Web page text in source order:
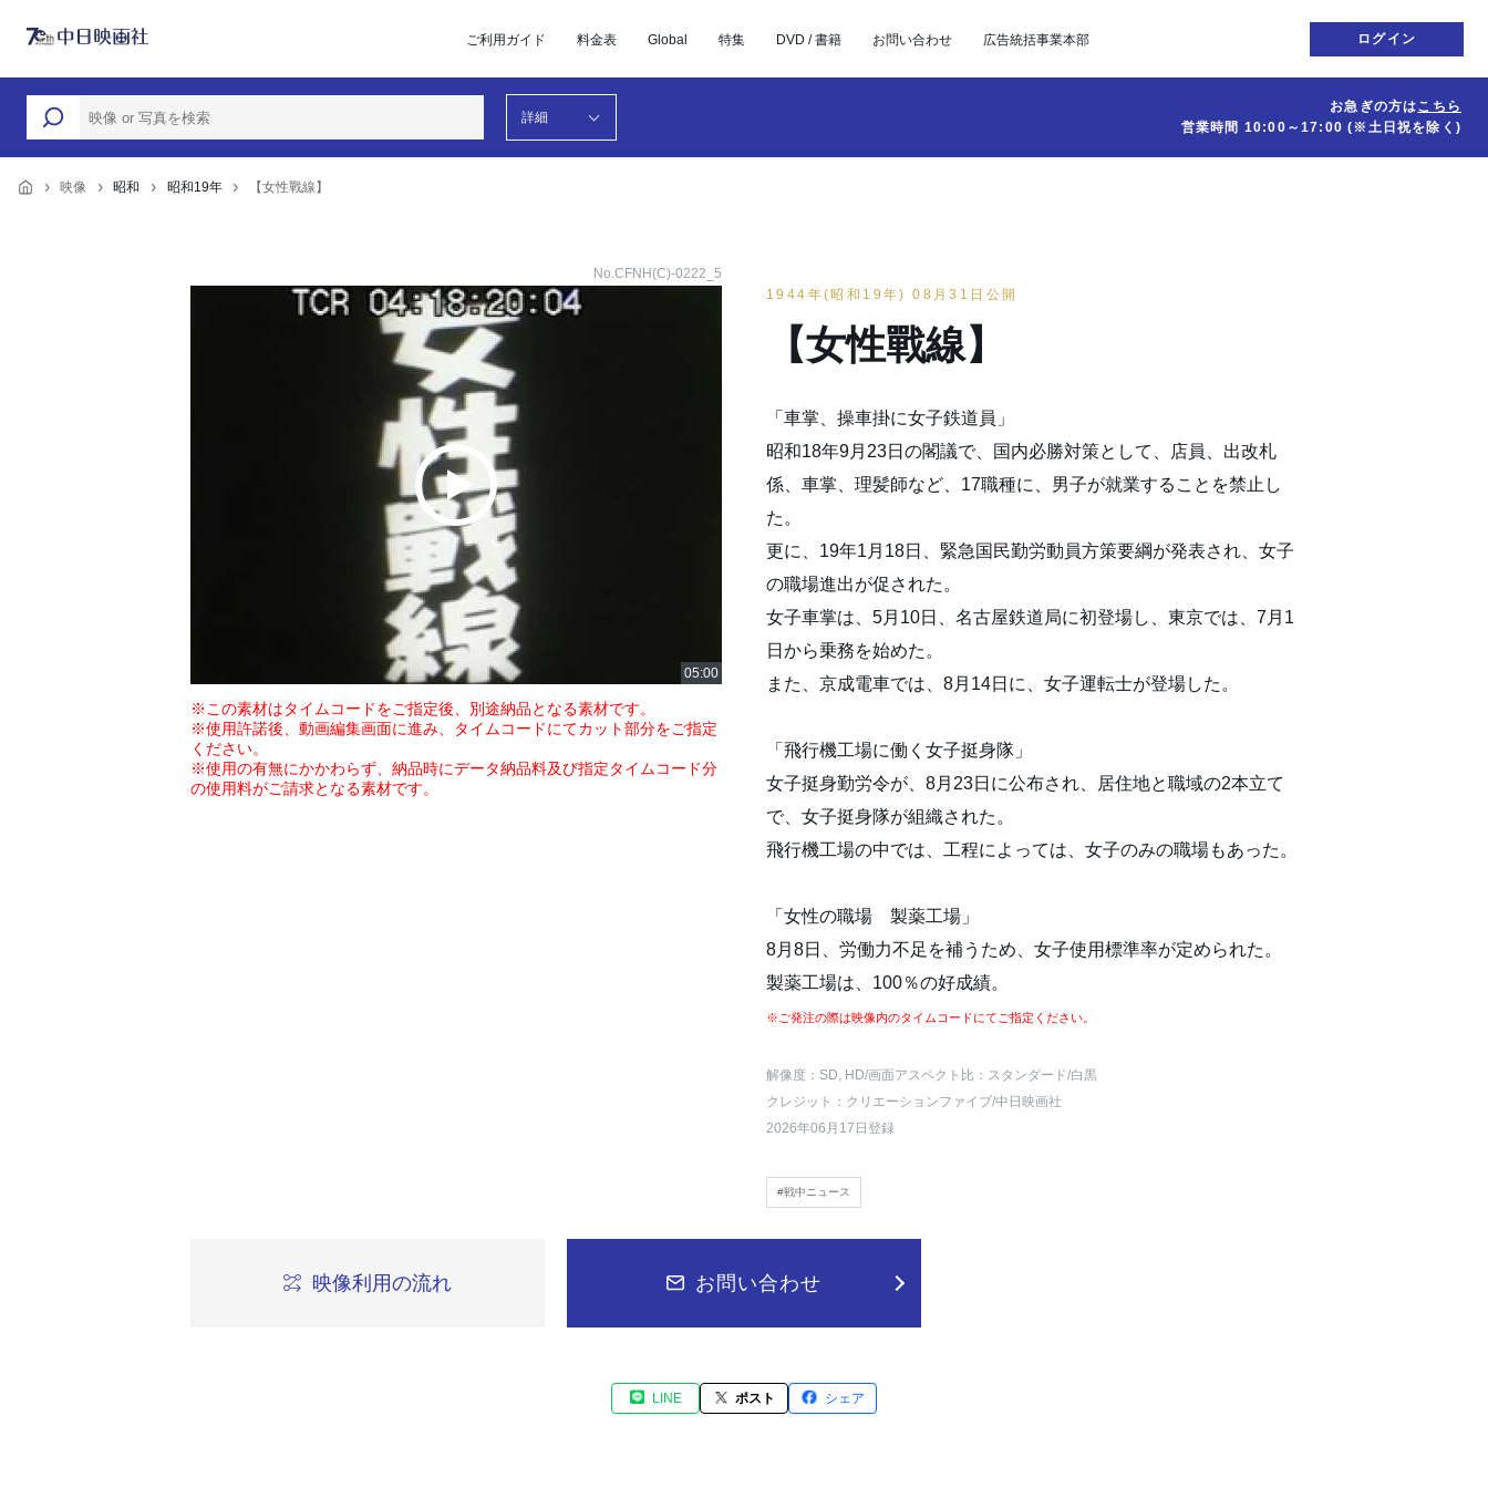
ご利用ガイド 料金表 Global 特集 DVD / 書籍 お問い合わせ 広告統括事業本部 ログイン
詳細
お急ぎの方はこちら
営業時間 10:00～17:00(※土日祝を除く)
映像 昭和 昭和19年 【女性戰線】
No.CFNH(C)-0222_5
※この素材はタイムコードをご指定後、別途納品となる素材です。
※使用許諾後、動画編集画面に進み、タイムコードにてカット部分をご指定
ください。
※使用の有無にかかわらず、納品時にデータ納品料及び指定タイムコード分
の使用料がご請求となる素材です。
1944年(昭和19年) 08月31日公開
【女性戰線】
「車掌、操車掛に女子鉄道員」
昭和18年9月23日の閣議で、国内必勝対策として、店員、出改札
係、車掌、理髪師など、17職種に、男子が就業することを禁止し
た。
更に、19年1月18日、緊急国民勤労動員方策要綱が発表され、女子
の職場進出が促された。
女子車掌は、5月10日、名古屋鉄道局に初登場し、東京では、7月1
日から乗務を始めた。
また、京成電車では、8月14日に、女子運転士が登場した。
「飛行機工場に働く女子挺身隊」
女子挺身勤労令が、8月23日に公布され、居住地と職域の2本立て
で、女子挺身隊が組織された。
飛行機工場の中では、工程によっては、女子のみの職場もあった。
「女性の職場 製薬工場」
8月8日、労働力不足を補うため、女子使用標準率が定められた。
製薬工場は、100％の好成績。
※ご発注の際は映像内のタイムコードにてご指定ください。
解像度：SD, HD/画面アスペクト比：スタンダード/白黒
クレジット：クリエーションファイブ/中日映画社
2026年06月17日登録
#戦中ニュース
映像利用の流れ お問い合わせ
LINE ポスト シェア